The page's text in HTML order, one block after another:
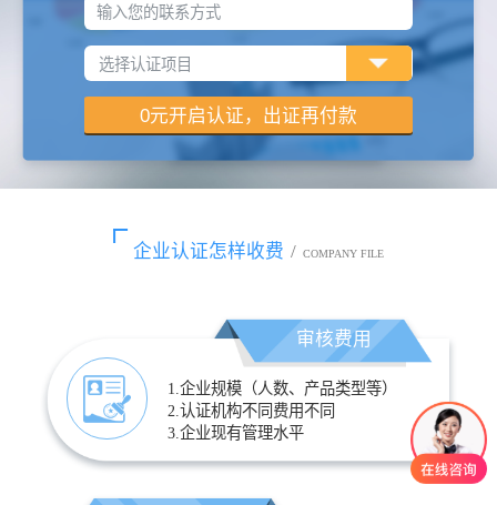
输入您的联系方式
企业认证怎样收费 / COMPANY FILE
审核费用
1.企业规模（人数、产品类型等）
2.认证机构不同费用不同
3.企业现有管理水平